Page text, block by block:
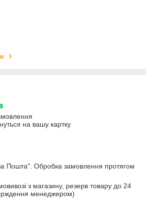
на вашу картку
Пошта". Обробка замовлення протягом
з магазину, резерв товару до 24
менеджером)